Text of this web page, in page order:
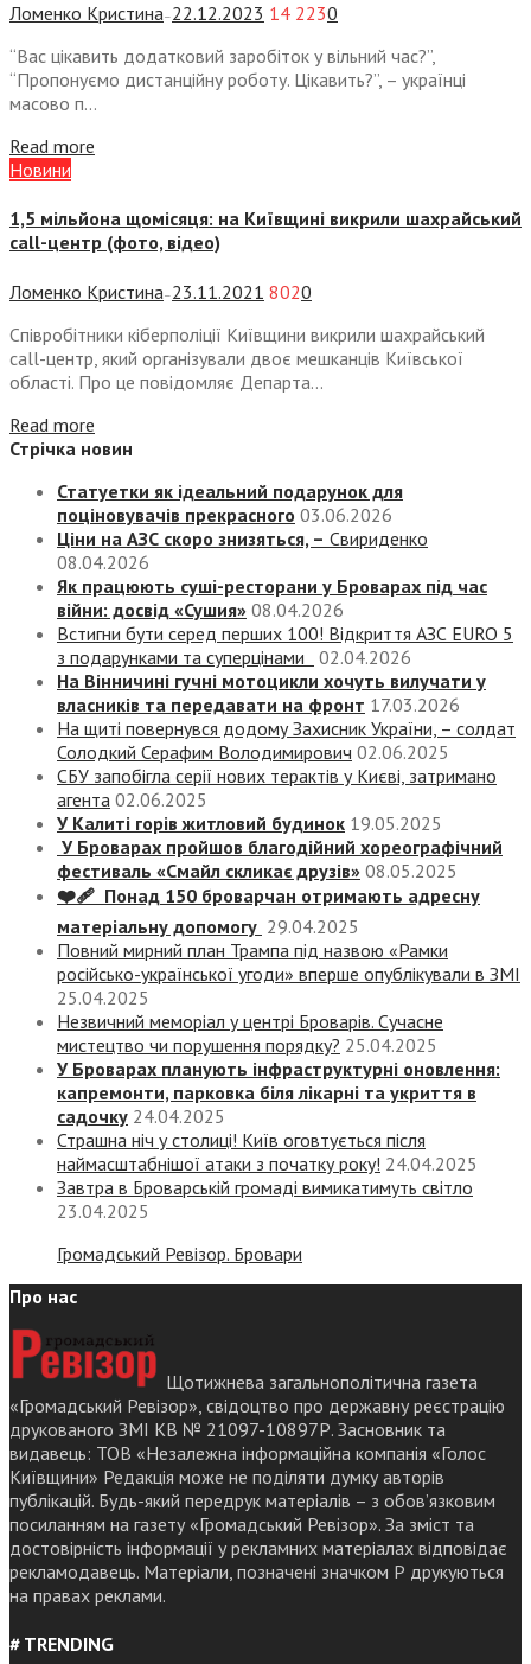
Ломенко Кристина— 22.12.2023 14 2230
“Вас цікавить додатковий заробіток у вільний час?”,
“Пропонуємо дистанційну роботу. Цікавить?”, – українці
масово п...
Read more
Новини
1,5 мільйона щомісяця: на Київщині викрили шахрайський
call-центр (фото, відео)
Ломенко Кристина — 23.11.2021 8020
Співробітники кіберполіції Київщини викрили шахрайський
call-центр, який організували двоє мешканців Київської
області. Про це повідомляє Департа...
Read more
Стрічка новин
Статуетки як ідеальний подарунок для
поціновувачів прекрасного 03.06.2026
Ціни на АЗС скоро знизяться, – Свириденко
08.04.2026
Як працюють суші-ресторани у Броварах під час
війни: досвід «Сушия» 08.04.2026
Встигни бути серед перших 100! Відкриття АЗС EURO 5
з подарунками та суперцінами
02.04.2026
На Вінничині гучні мотоцикли хочуть вилучати у
власників та передавати на фронт 17.03.2026
На щиті повернувся додому Захисник України, – солдат
Солодкий Серафим Володимирович 02.06.2025
СБУ запобігла серії нових терактів у Києві, затримано
агента 02.06.2025
У Калиті горів житловий будинок 19.05.2025
У Броварах пройшов благодійний хореографічний
фестиваль «Смайл скликає друзів» 08.05.2025
❤️‍🩹 Понад 150 броварчан отримають адресну
матеріальну допомогу 29.04.2025
Повний мирний план Трампа під назвою «‎Рамки
російсько-української угоди» вперше опублікували в ЗМІ
25.04.2025
Незвичний меморіал у центрі Броварів. Сучасне
мистецтво чи порушення порядку? 25.04.2025
У Броварах планують інфраструктурні оновлення:
капремонти, парковка біля лікарні та укриття в
садочку 24.04.2025
Страшна ніч у столиці! Київ оговтується після
наймасштабнішої атаки з початку року! 24.04.2025
Завтра в Броварській громаді вимикатимуть світло
23.04.2025
Громадський Ревізор. Бровари
Про нас
Щотижнева загальнополітична газета
«Громадський Ревізор», свідоцтво про державну реєстрацію
друкованого ЗМІ КВ № 21097-10897Р. Засновник та
видавець: ТОВ «Незалежна інформаційна компанія «Голос
Київщини» Редакція може не поділяти думку авторів
публікацій. Будь-який передрук матеріалів – з обов’язковим
посиланням на газету «Громадський Ревізор». За зміст та
достовірність інформації у рекламних матеріалах відповідає
рекламодавець. Матеріали, позначені значком Р друкуються
на правах реклами.
# TRENDING